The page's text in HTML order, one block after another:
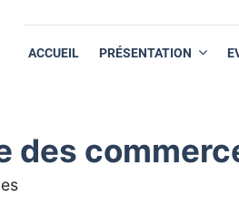
ACCUEIL PRÉSENTATION
des